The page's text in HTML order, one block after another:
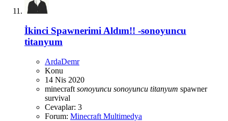
İkinci Spawnerimi Aldım!! -sonoyuncu
titanyum
ArdaDemr
Konu
14 Nis 2020
minecraft sonoyuncu sonoyuncu titanyum spawner
survival
Cevaplar: 3
Forum: Minecraft Multimedya